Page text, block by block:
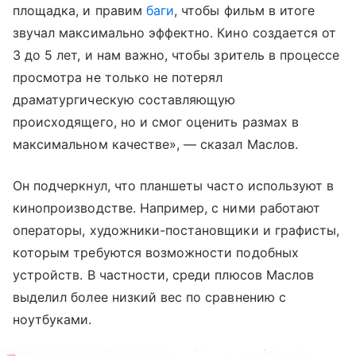
площадка, и правим баги, чтобы фильм в итоге
звучал максимально эффектно. Кино создается от
3 до 5 лет, и нам важно, чтобы зритель в процессе
просмотра не только не потерял
драматургическую составляющую
происходящего, но и смог оценить размах в
максимальном качестве», — сказал Маслов.
Он подчеркнул, что планшеты часто используют в
кинопроизводстве. Например, с ними работают
операторы, художники-постановщики и графисты,
которым требуются возможности подобных
устройств. В частности, среди плюсов Маслов
выделил более низкий вес по сравнению с
ноутбуками.